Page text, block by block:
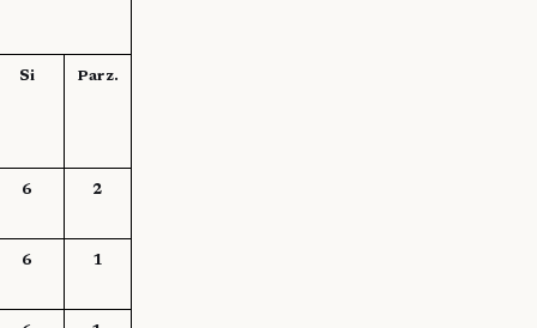
Si Parz.
6 2
6 1